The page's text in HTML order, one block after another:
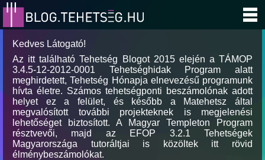
Kedves Látogató!
Az itt található Tehetség Blogot 2015 elején a TÁMOP
3.4.5-12-2012-0001 Tehetséghidak Program alatt
meghirdetett, Tehetség Hónapja elnevezésű programunk
hívta életre. Számos tehetségponti beszámolónak adott
helyet ez a felület, és később a Matehetsz által
megvalósított további projekteknek is megjelenési
lehetőséget biztosított. A Magyar Templeton Program
résztvevői, majd az EFOP 3.2.1 Tehetségek
Magyarországa tutoráltjai is közöltek itt rövid
élménybeszámolókat.